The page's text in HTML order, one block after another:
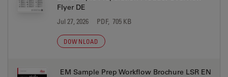
Flyer DE
Jul 27, 2026 PDF, 705 KB
DOWNLOAD
EM Sample Prep Workflow Brochure LSR EN